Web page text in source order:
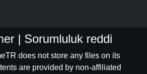
| Sorumluluk reddi
does not store any files on its
are provided by non-affiliated